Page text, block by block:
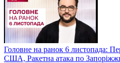
Головне на ранок 6 листопада:
США, Ракетна атака по